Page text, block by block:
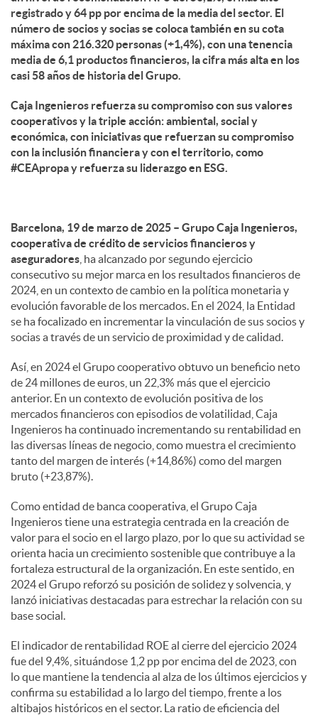
registrado y 64 pp por encima de la media del sector. El
número de socios y socias se coloca también en su cota
máxima con 216.320 personas (+1,4%), con una tenencia
media de 6,1 productos financieros, la cifra más alta en los
casi 58 años de historia del Grupo.
Caja Ingenieros refuerza su compromiso con sus valores
cooperativos y la triple acción: ambiental, social y
económica, con iniciativas que refuerzan su compromiso
con la inclusión financiera y con el territorio, como
#CEApropa y refuerza su liderazgo en ESG.
Barcelona, 19 de marzo de 2025 – Grupo Caja Ingenieros,
cooperativa de crédito de servicios financieros y
aseguradores , ha alcanzado por segundo ejercicio
consecutivo su mejor marca en los resultados financieros de
2024, en un contexto de cambio en la política monetaria y
evolución favorable de los mercados. En el 2024, la Entidad
se ha focalizado en incrementar la vinculación de sus socios y
socias a través de un servicio de proximidad y de calidad.
Así, en 2024 el Grupo cooperativo obtuvo un beneficio neto
de 24 millones de euros, un 22,3% más que el ejercicio
anterior. En un contexto de evolución positiva de los
mercados financieros con episodios de volatilidad, Caja
Ingenieros ha continuado incrementando su rentabilidad en
las diversas líneas de negocio, como muestra el crecimiento
tanto del margen de interés (+14,86%) como del margen
bruto (+23,87%).
Como entidad de banca cooperativa, el Grupo Caja
Ingenieros tiene una estrategia centrada en la creación de
valor para el socio en el largo plazo, por lo que su actividad se
orienta hacia un crecimiento sostenible que contribuye a la
fortaleza estructural de la organización. En este sentido, en
2024 el Grupo reforzó su posición de solidez y solvencia, y
lanzó iniciativas destacadas para estrechar la relación con su
base social.
El indicador de rentabilidad ROE al cierre del ejercicio 2024
fue del 9,4%, situándose 1,2 pp por encima del de 2023, con
lo que mantiene la tendencia al alza de los últimos ejercicios y
confirma su estabilidad a lo largo del tiempo, frente a los
altibajos históricos en el sector. La ratio de eficiencia del